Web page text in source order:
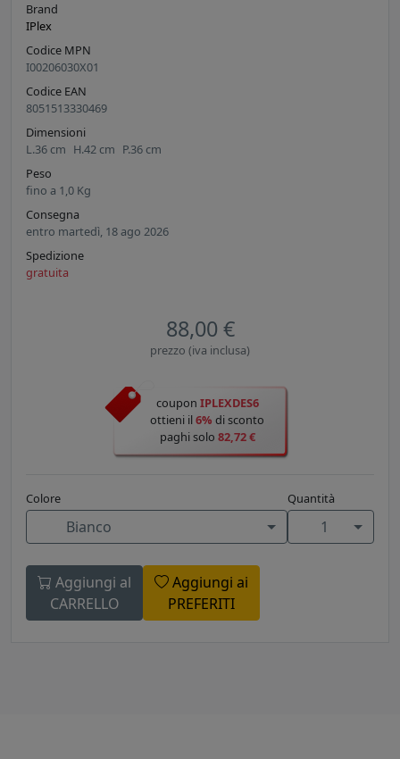
Brand
IPlex
Codice MPN
I00206030X01
Codice EAN
8051513330469
Dimensioni
L.36 cm H.42 cm P.36 cm
Peso
fino a 1,0 Kg
Consegna
entro martedì, 18 ago 2026
Spedizione
gratuita
88,00 €
prezzo (iva inclusa)
coupon IPLEXDES6
ottieni il6% di sconto
paghi solo 82,72 €
Colore
Bianco
Quantità
1
Aggiungi al
CARRELLO
Aggiungi ai
PREFERITI